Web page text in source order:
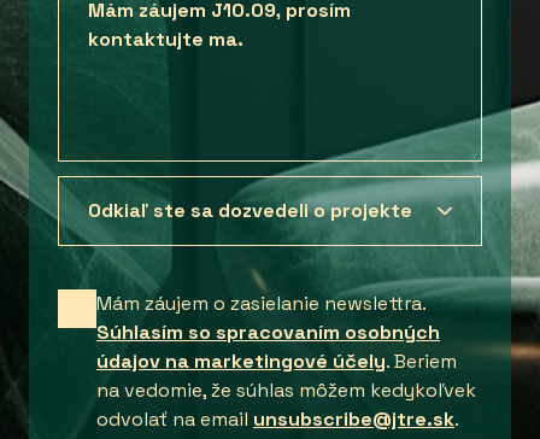
Mám záujem o zasielanie newslettra.
Súhlasím so spracovaním osobných
údajov na marketingové účely. Beriem
na vedomie, že súhlas môžem kedykoľvek
odvolať na email unsubscribe@jtre.sk.